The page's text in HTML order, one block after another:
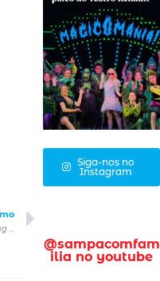
Siga-nos no
Instagram
@sampacomfam
ilia no youtube